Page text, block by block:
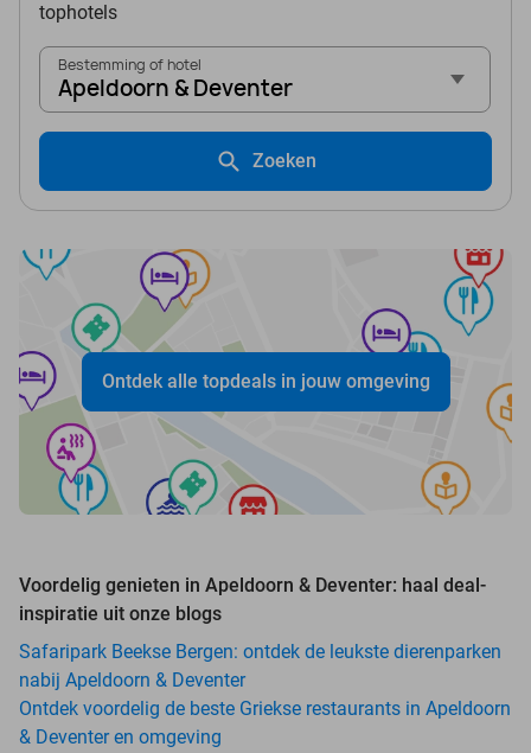
tophotels
Bestemming of hotel
Apeldoorn & Deventer
Zoeken
Ontdek alle topdeals in jouw omgeving
Voordelig genieten in Apeldoorn & Deventer: haal deal-
inspiratie uit onze blogs
Safaripark Beekse Bergen: ontdek de leukste dierenparken
nabij Apeldoorn & Deventer
Ontdek voordelig de beste Griekse restaurants in Apeldoorn
& Deventer en omgeving